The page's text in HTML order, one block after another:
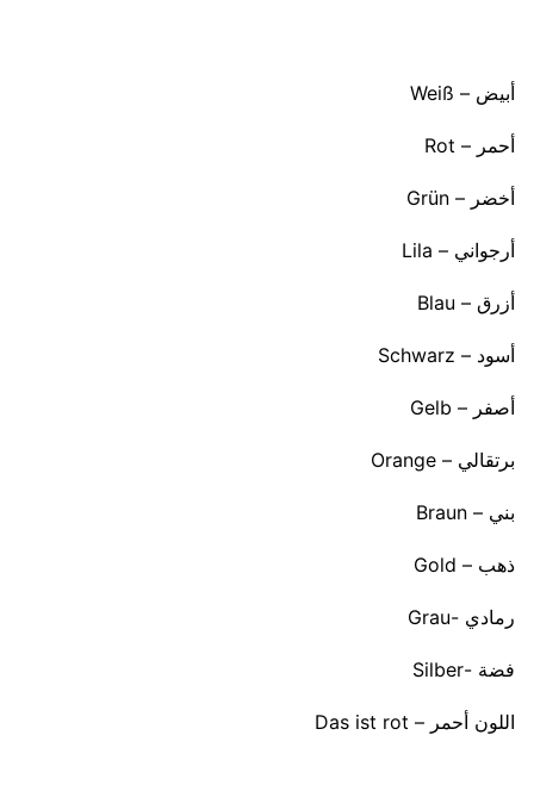
أبيض – Weiß
أحمر – Rot
أخضر – Grün
أرجواني – Lila
أزرق – Blau
أسود – Schwarz
أصفر – Gelb
برتقالي – Orange
بني – Braun
ذهب – Gold
رمادي -Grau
فضة -Silber
اللون أحمر – Das ist rot